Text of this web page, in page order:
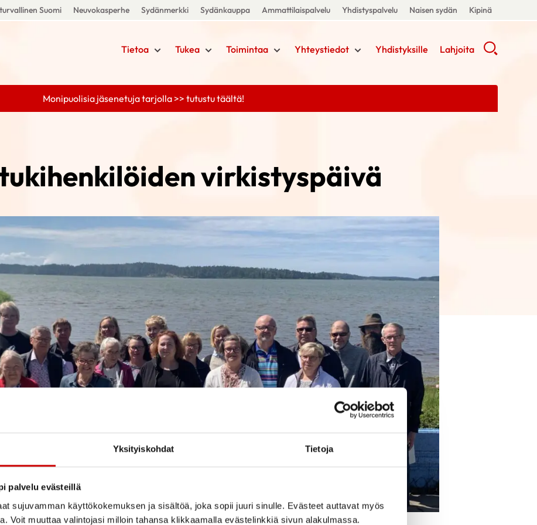
Yksityiskohdat Tietoja
palvelu evästeillä
sujuvamman käyttökokemuksen ja sisältöä, joka sopii juuri sinulle. Evästeet auttavat myös
Voit muuttaa valintojasi milloin tahansa klikkaamalla evästelinkkiä sivun alakulmassa.
Suomi Neuvokasperhe Sydänmerkki Sydänkauppa Ammattilaispalvelu Yhdistyspalvelu Naisen sydän Kipinä
Tietoa Tukea Toimintaa Yhteystiedot Yhdistyksille Lahjoita
Monipuolisia jäsenetuja tarjolla >> tutustu täältä!
virkistyspäivä